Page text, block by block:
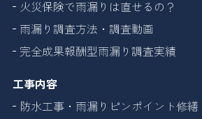
火災保険で雨漏りは直せるの？
雨漏り調査方法・調査動画
完全成果報酬型雨漏り調査実績
工事内容
防水工事・雨漏りピンポイント修繕